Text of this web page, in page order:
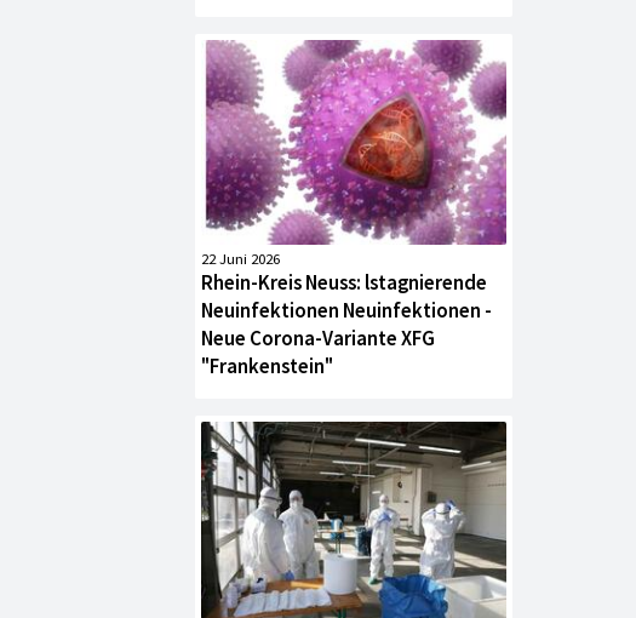
22 Juni 2026
Rhein-Kreis Neuss: lstagnierende
Neuinfektionen Neuinfektionen -
Neue Corona-Variante XFG
"Frankenstein"